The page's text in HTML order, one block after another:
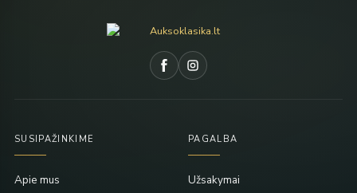
SUSIPAŽINKIME
Apie mus
PAGALBA
Užsakymai